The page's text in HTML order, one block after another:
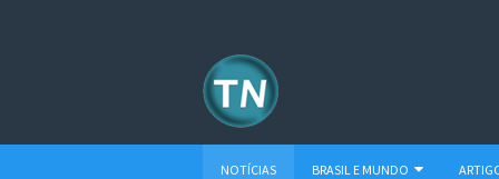
NOTÍCIAS BRASIL E MUNDO